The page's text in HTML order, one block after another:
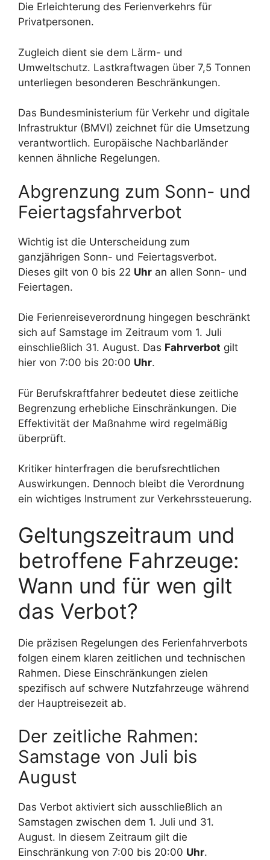
Die Erleichterung des Ferienverkehrs für
Privatpersonen.
Zugleich dient sie dem Lärm- und
Umweltschutz. Lastkraftwagen über 7,5 Tonnen
unterliegen besonderen Beschränkungen.
Das Bundesministerium für Verkehr und digitale
Infrastruktur (BMVI) zeichnet für die Umsetzung
verantwortlich. Europäische Nachbarländer
kennen ähnliche Regelungen.
Abgrenzung zum Sonn- und
Feiertagsfahrverbot
Wichtig ist die Unterscheidung zum
ganzjährigen Sonn- und Feiertagsverbot.
Dieses gilt von 0 bis 22 Uhr an allen Sonn- und
Feiertagen.
Die Ferienreiseverordnung hingegen beschränkt
sich auf Samstage im Zeitraum vom 1. Juli
einschließlich 31. August. Das Fahrverbot gilt
hier von 7:00 bis 20:00 Uhr.
Für Berufskraftfahrer bedeutet diese zeitliche
Begrenzung erhebliche Einschränkungen. Die
Effektivität der Maßnahme wird regelmäßig
überprüft.
Kritiker hinterfragen die berufsrechtlichen
Auswirkungen. Dennoch bleibt die Verordnung
ein wichtiges Instrument zur Verkehrssteuerung.
Geltungszeitraum und
betroffene Fahrzeuge:
Wann und für wen gilt
das Verbot?
Die präzisen Regelungen des Ferienfahrverbots
folgen einem klaren zeitlichen und technischen
Rahmen. Diese Einschränkungen zielen
spezifisch auf schwere Nutzfahrzeuge während
der Hauptreisezeit ab.
Der zeitliche Rahmen:
Samstage von Juli bis
August
Das Verbot aktiviert sich ausschließlich an
Samstagen zwischen dem 1. Juli und 31.
August. In diesem Zeitraum gilt die
Einschränkung von 7:00 bis 20:00 Uhr.